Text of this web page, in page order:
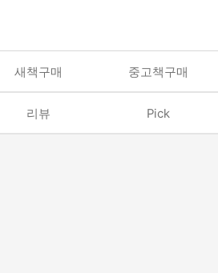
새책구매 중고책구매
리뷰 Pick